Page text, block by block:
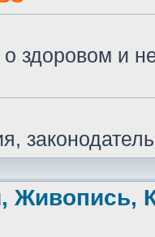
здоровом и
Живопись,